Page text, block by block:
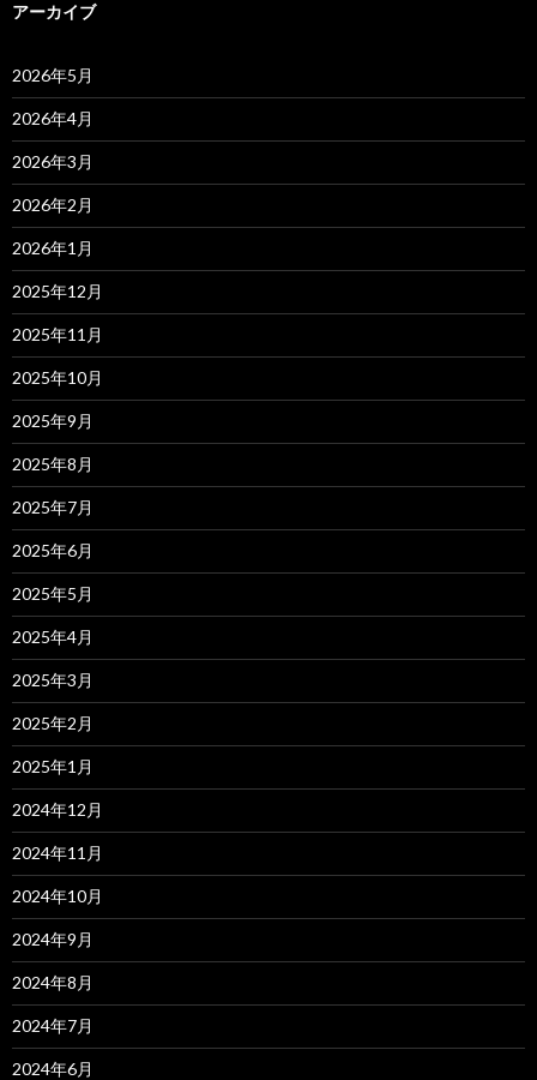
アーカイブ
2026年5月
2026年4月
2026年3月
2026年2月
2026年1月
2025年12月
2025年11月
2025年10月
2025年9月
2025年8月
2025年7月
2025年6月
2025年5月
2025年4月
2025年3月
2025年2月
2025年1月
2024年12月
2024年11月
2024年10月
2024年9月
2024年8月
2024年7月
2024年6月